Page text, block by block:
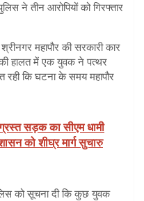
ने तीन आरोपियों को गिरफ्तार
महापौर की सरकारी कार
हालत में एक युवक ने पत्थर
रही कि घटना के समय महापौर
सड़क का सीएम धामी
को शीघ्र मार्ग सुचारु
को सूचना दी कि कुछ युवक